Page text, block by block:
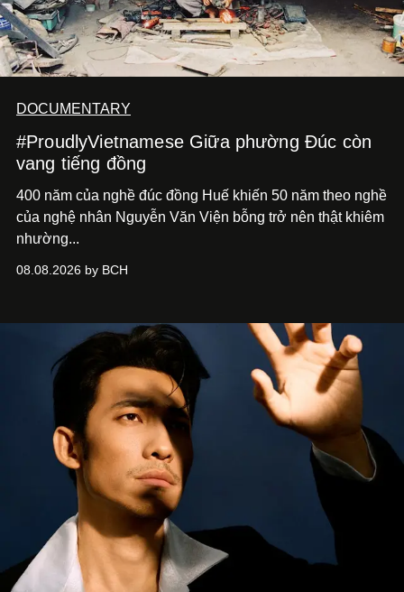
DOCUMENTARY
#ProudlyVietnamese Giữa phường Đúc còn
vang tiếng đồng
400 năm của nghề đúc đồng Huế khiến 50 năm theo nghề
của nghệ nhân Nguyễn Văn Viện bỗng trở nên thật khiêm
nhường...
08.08.2026 by BCH